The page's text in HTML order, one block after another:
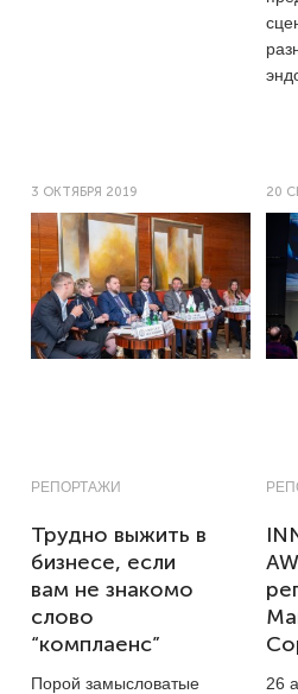
3 ОКТЯБРЯ 2019
РЕПОРТАЖИ
Трудно выжить в
бизнесе, если
вам не знакомо
слово
“комплаенс”
Порой замысловатые
20
26